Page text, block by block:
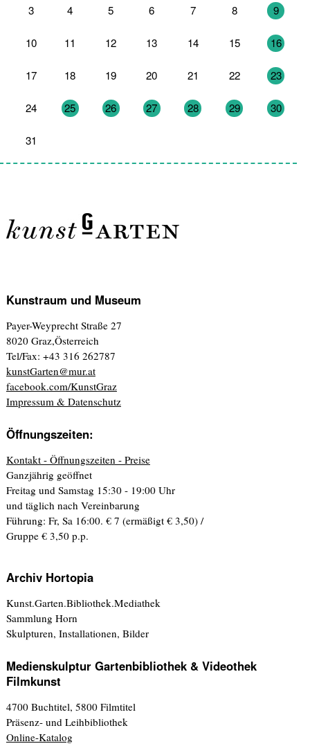
3 4 5 6 7 8 9
10 11 12 13 14 15 16
17 18 19 20 21 22 23
24 25 26 27 28 29 30
31
Kunstraum und Museum
Payer-Weyprecht Straße 27
8020 Graz,Österreich
Tel/Fax: +43 316 262787
kunstGarten@mur.at
facebook.com/KunstGraz
Impressum & Datenschutz
Öffnungszeiten:
Kontakt - Öffnungszeiten - Preise
Ganzjährig geöffnet
Freitag und Samstag 15:30 - 19:00 Uhr
und täglich nach Vereinbarung
Führung: Fr, Sa 16:00. € 7 (ermäßigt € 3,50) /
Gruppe € 3,50 p.p.
Archiv Hortopia
Kunst.Garten.Bibliothek.Mediathek
Sammlung Horn
Skulpturen, Installationen, Bilder
Medienskulptur Gartenbibliothek & Videothek
Filmkunst
4700 Buchtitel, 5800 Filmtitel
Präsenz- und Leihbibliothek
Online-Katalog